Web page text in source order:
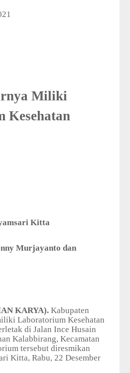
Miliki
Kesehatan
Kitta
Murjayanto dan
KARYA). Kabupaten
Laboratorium Kesehatan
di Jalan Ince Husain
Kalabbirang, Kecamatan
tersebut diresmikan
Kitta, Rabu, 22 Desember